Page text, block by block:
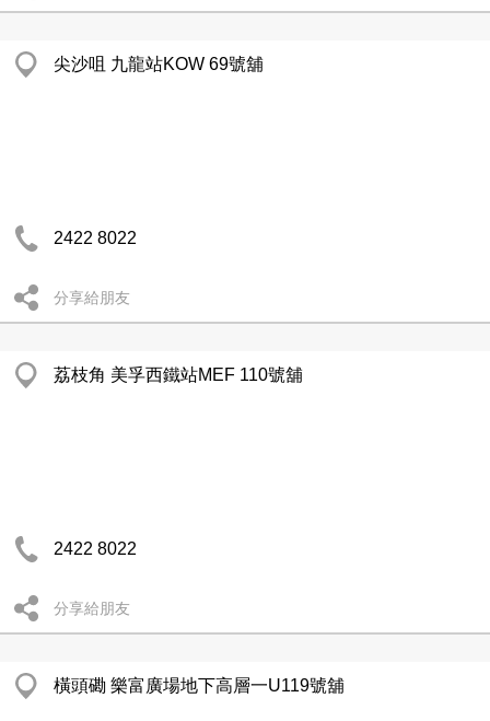
尖沙咀 九龍站KOW 69號舖
2422 8022
分享給朋友
荔枝角 美孚西鐵站MEF 110號舖
2422 8022
分享給朋友
橫頭磡 樂富廣場地下高層一U119號舖